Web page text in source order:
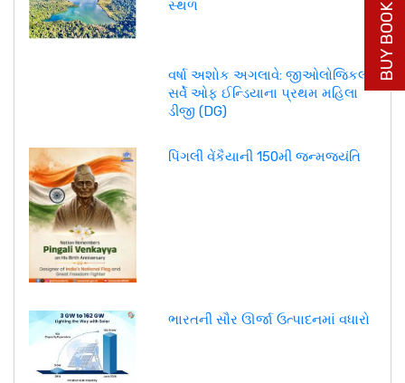
સ્થળ
વર્ષા અશોક અગલાવે: જીઓલોજિકલ
સર્વે ઓફ ઈન્ડિયાના પ્રથમ મહિલા
ડીજી (DG)
પિંગલી વેંકૈયાની 150મી જન્મજયંતિ
ભારતની સૌર ઊર્જા ઉત્પાદનમાં વધારો